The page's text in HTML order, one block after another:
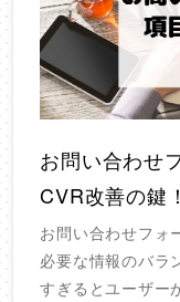
お問い合わせ
CVR改善の鍵！
お問い合わせフォ
必要な情報のバラ
すぎるとユーザー